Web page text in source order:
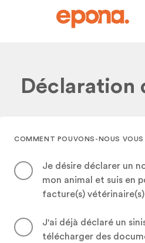
Déclaration
COMMENT POUVONS-NOUS VOUS
Je désire déclarer un
mon animal et suis en
facture(s)
J'ai déjà déclaré un
télécharger des